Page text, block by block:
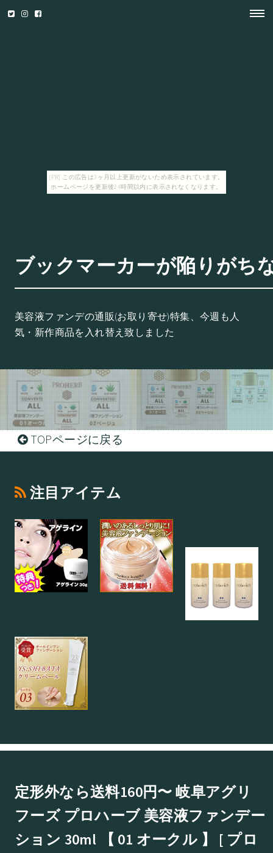
[PR] この広告は3ヶ月以上更新がないため表示されています。
ホームページを更新後24時間以内に表示されなくなります。
ブックマーカーが陥りがち
美容液ファンデの通販(お取り寄せ)特集、今週も人
気・新作商品を入れ替え致しました
TOPページに戻る
注目アイテム
定形外なら送料160円〜 岐阜アグリ
フーズ プロハーブ 美容液ファンデー
ション 30ml 【 01 オークル 】 [ プロ